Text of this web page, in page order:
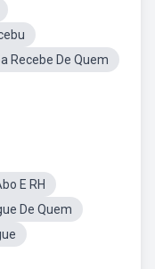
Recebe De Quem
E RH
De Quem